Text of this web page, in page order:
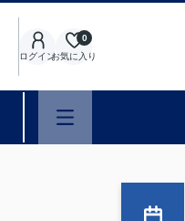
ログインお気に入り
0